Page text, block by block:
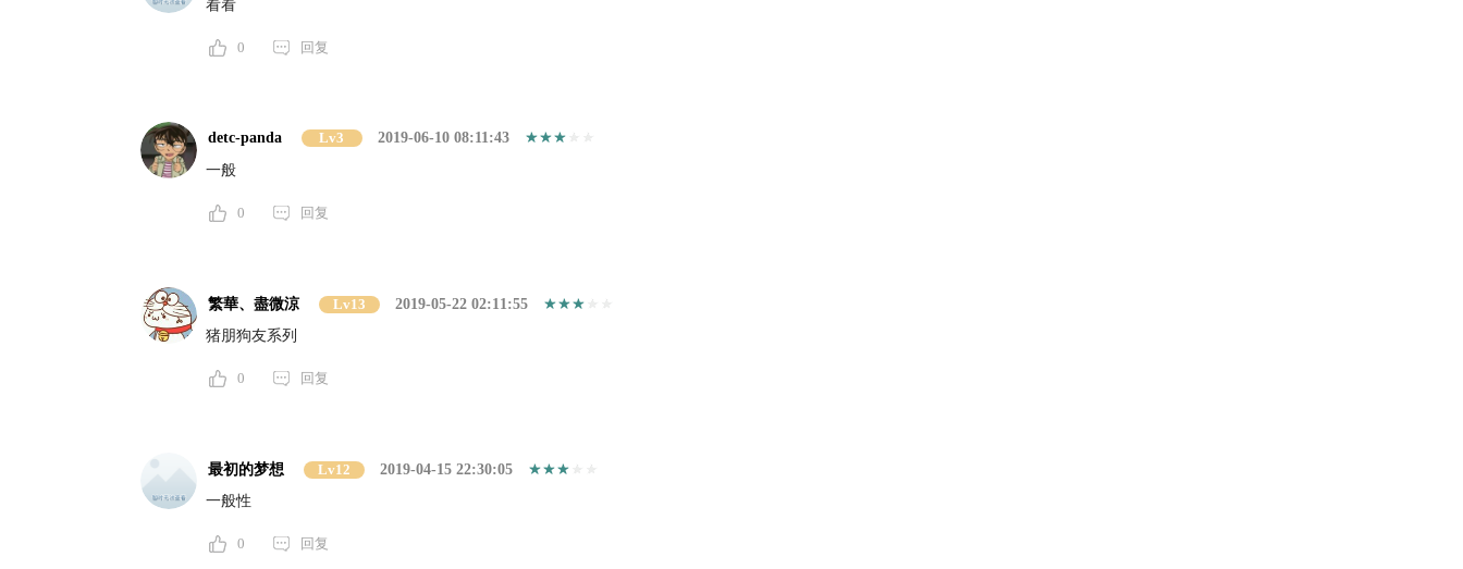
看看
0 回复
detc-panda Lv3
2019-06-10 08:11:43
一般
0 回复
繁華、盡微涼 Lv13
2019-05-22 02:11:55
猪朋狗友系列
0 回复
最初的梦想 Lv12
2019-04-15 22:30:05
一般性
0 回复